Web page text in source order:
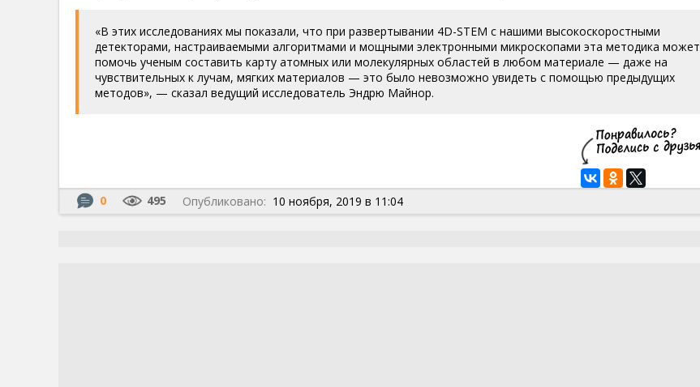
«В этих исследованиях мы показали, что при развертывании 4D-STEM с нашими высокоскоростными
детекторами, настраиваемыми алгоритмами и мощными электронными микроскопами эта методика может
помочь ученым составить карту атомных или молекулярных областей в любом материале — даже на
чувствительных к лучам, мягких материалов — это было невозможно увидеть с помощью предыдущих
методов», — сказал ведущий исследователь Эндрю Майнор.
0 495 Опубликовано: 10 ноября, 2019 в 11:04